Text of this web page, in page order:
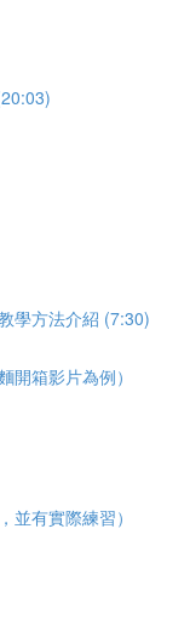
學方法介紹 (7:30)
開箱影片為例）
並有實際練習）